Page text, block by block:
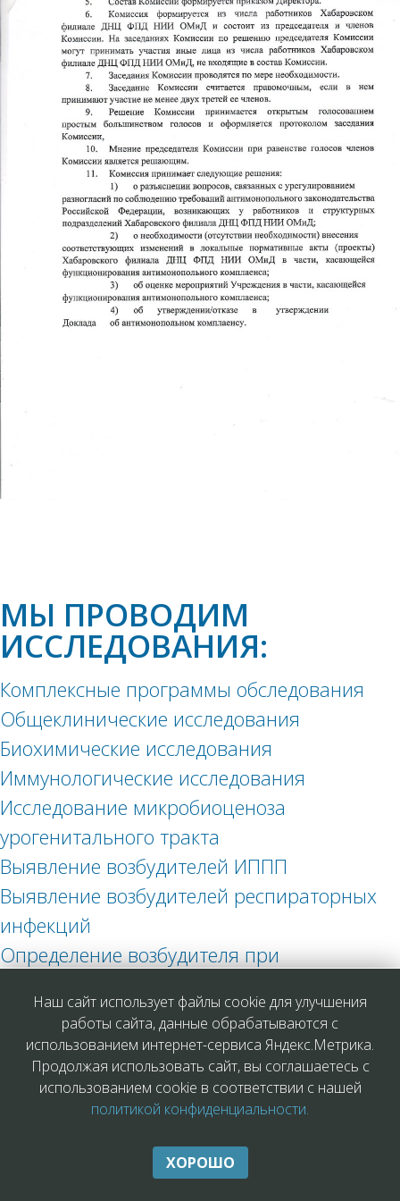
МЫ ПРОВОДИМ
ИССЛЕДОВАНИЯ:
Комплексные программы обследования
Общеклинические исследования
Биохимические исследования
Иммунологические исследования
Исследование микробиоценоза
урогенитального тракта
Выявление возбудителей ИППП
Выявление возбудителей респираторных
инфекций
Определение возбудителя при
Определение антител в сыворотке крови
Определение возбудителей заболеваний в
различных биоматериалах
Гормональные исследования
ВАЖНО ЗНАТЬ:
Что такое грипп и какова его опасность?
Наш сайт использует файлы cookie для улучшения
работы сайта, данные обрабатываются с
использованием интернет-сервиса Яндекс.Метрика.
Продолжая использовать сайт, вы соглашаетесь с
использованием cookie в соответствии с нашей
политикой конфиденциальности.
ХОРОШО